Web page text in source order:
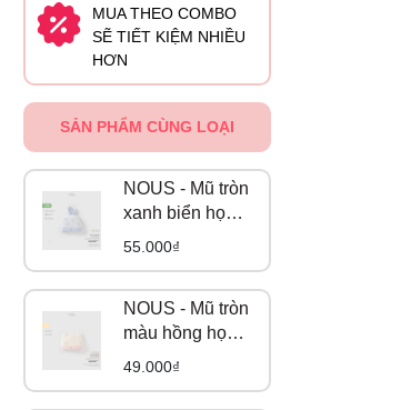
MUA THEO COMBO
SẼ TIẾT KIỆM NHIỀU
HƠN
SẢN PHẨM CÙNG LOẠI
NOUS - Mũ tròn
xanh biển họa
tiết quả táo NB
55.000₫
NOUS - Mũ tròn
màu hồng họa
tiết gấu hồng
49.000₫